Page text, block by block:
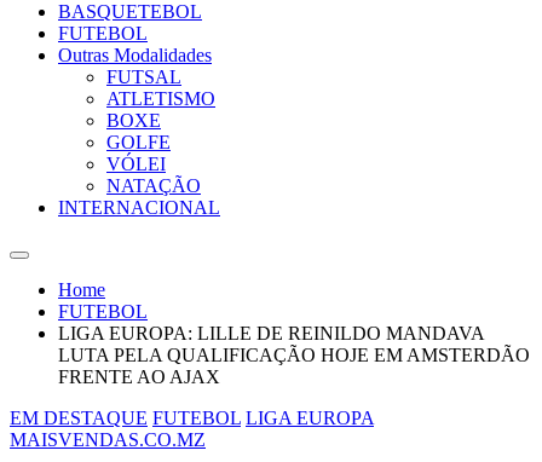
BASQUETEBOL
FUTEBOL
Outras Modalidades
FUTSAL
ATLETISMO
BOXE
GOLFE
VÓLEI
NATAÇÃO
INTERNACIONAL
Home
FUTEBOL
LIGA EUROPA: LILLE DE REINILDO MANDAVA
LUTA PELA QUALIFICAÇÃO HOJE EM AMSTERDÃO
FRENTE AO AJAX
EM DESTAQUE FUTEBOL LIGA EUROPA
MAISVENDAS.CO.MZ